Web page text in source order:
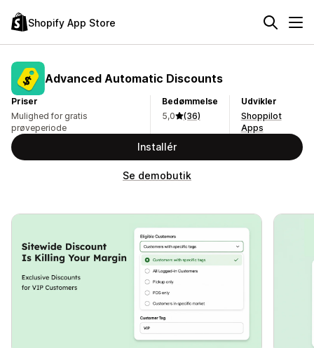
Shopify App Store
Advanced Automatic Discounts
Priser
Mulighed for gratis
prøveperiode
Bedømmelse
5,0
(36)
Udvikler
Shoppilot
Apps
Installér
Se demobutik